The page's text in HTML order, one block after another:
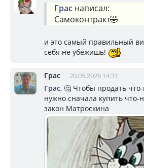
Грас написал:
Самоконтракт🤣
и это самый правильный
себя не убежишь!
Грас 20.05.2026 14:31
Грас, 🤔 Чтобы продать
нужно сначала купить что-
закон Матроскина